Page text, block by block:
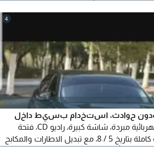
4
حوادث، استخدام بسيط داخل
المدينة. كراسي جلد كهربائية مبردة، شاشة كبيرة، راديو CD، فتحة
سقف. تم عمل صيانة كاملة بتاريخ 5 / 8، مع تبديل الاطارات والمكابح